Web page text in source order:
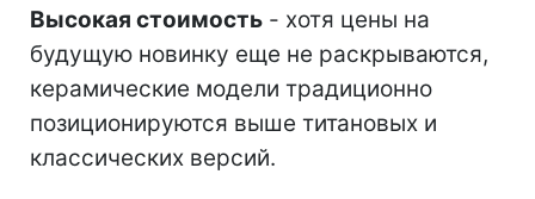
Высокая стоимость - хотя цены на
будущую новинку еще не раскрываются,
керамические модели традиционно
позиционируются выше титановых и
классических версий.